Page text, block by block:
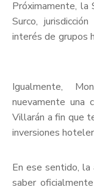
Próximamente, la
Surco,
interés de grupos
Igualmente,
nuevamente una
Villarán a fin que
inversiones
En ese sentido,
saber